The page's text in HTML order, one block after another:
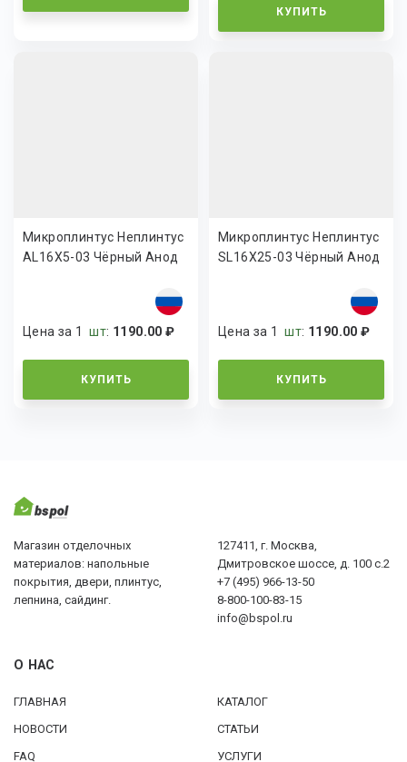
КУПИТЬ
Микроплинтус Неплинтус
AL16X5-03 Чёрный Анод
Цена за 1шт: 1190.00 ₽
КУПИТЬ
Микроплинтус Неплинтус
SL16X25-03 Чёрный Анод
Цена за 1шт: 1190.00 ₽
КУПИТЬ
Магазин отделочных
материалов: напольные
покрытия, двери, плинтус,
лепнина, сайдинг.
127411, г. Москва,
Дмитровское шоссе, д. 100 с.2
+7 (495) 966-13-50
8-800-100-83-15
info@bspol.ru
О НАС
ГЛАВНАЯ
КАТАЛОГ
НОВОСТИ
СТАТЬИ
FAQ
УСЛУГИ